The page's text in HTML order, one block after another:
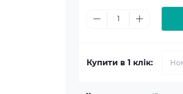
Купити в 1 клік: